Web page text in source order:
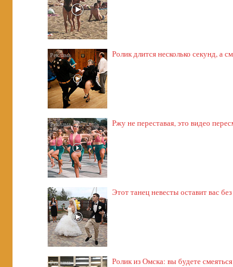
Ролик длится несколько секунд, а
Ржу не переставая, это видео
Этот танец невесты оставит вас
Ролик из Омска: вы будете